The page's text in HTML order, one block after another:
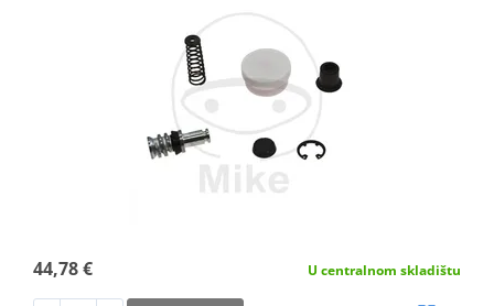
44,78 € U centralnom skladištu